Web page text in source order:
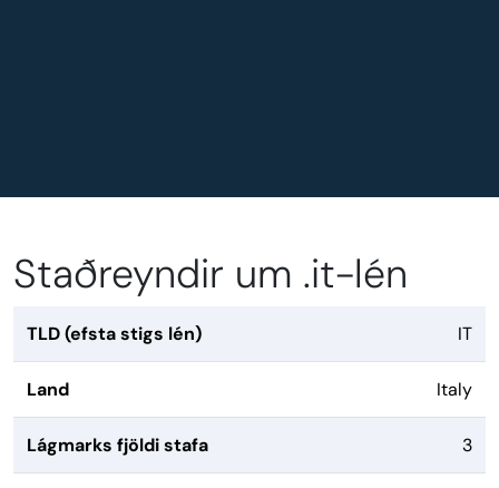
Staðreyndir um .it-lén
TLD (efsta stigs lén) IT
Land Italy
Lágmarks fjöldi stafa 3